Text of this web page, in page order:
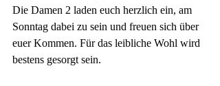
Die Damen 2 laden euch herzlich ein, am
Sonntag dabei zu sein und freuen sich über
euer Kommen. Für das leibliche Wohl wird
bestens gesorgt sein.